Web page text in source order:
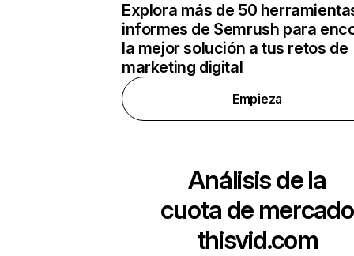
Explora más de 50
informes de Semrush para
la mejor solución a tus retos de
marketing digital
Empieza
Análisis de la
cuota de mercado
thisvid.com